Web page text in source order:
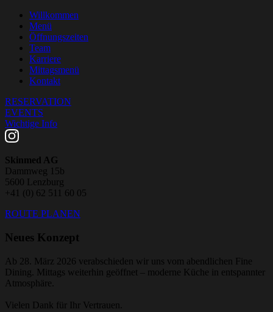
Willkommen
Menü
Öffnungszeiten
Team
Karriere
Mittagsmenü
Kontakt
RESERVATION
EVENTS
Wichtige Info
Skinmed AG
Dammweg 15b
5600 Lenzburg
+41 (0) 62 511 60 05
ROUTE PLANEN
Neues Konzept
Ab 28. März 2026 verabschieden wir uns vom abendlichen Fine
Dining. Mittags weiterhin geöffnet – moderne Küche in entspannter
Atmosphäre.
Vielen Dank für Ihr Vertrauen.